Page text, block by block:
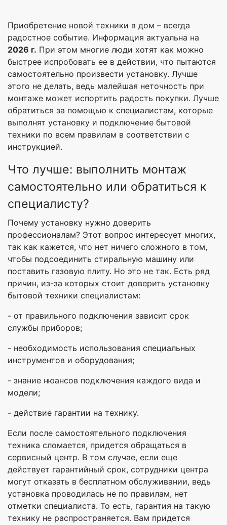
Приобретение новой техники в дом – всегда
радостное событие. Информация актуальна на
2026 г. При этом многие люди хотят как можно
быстрее испробовать ее в действии, что пытаются
самостоятельно произвести установку. Лучше
этого не делать, ведь малейшая неточность при
монтаже может испортить радость покупки. Лучше
обратиться за помощью к специалистам, которые
выполнят установку и подключение бытовой
техники по всем правилам в соответствии с
инструкцией.
Что лучше: выполнить монтаж
самостоятельно или обратиться к
специалисту?
Почему установку нужно доверить
профессионалам? Этот вопрос интересует многих,
так как кажется, что нет ничего сложного в том,
чтобы подсоединить стиральную машину или
поставить газовую плиту. Но это не так. Есть ряд
причин, из-за которых стоит доверить установку
бытовой техники специалистам:
- от правильного подключения зависит срок
службы приборов;
- необходимость использования специальных
инструментов и оборудования;
- знание нюансов подключения каждого вида и
модели;
- действие гарантии на технику.
Если после самостоятельного подключения
техника сломается, придется обращаться в
сервисный центр. В том случае, если еще
действует гарантийный срок, сотрудники центра
могут отказать в бесплатном обслуживании, ведь
установка проводилась не по правилам, нет
отметки специалиста. То есть, гарантия на такую
технику не распространяется. Вам придется